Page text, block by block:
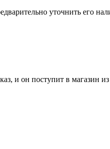
уточнить его
и он поступит в магазин